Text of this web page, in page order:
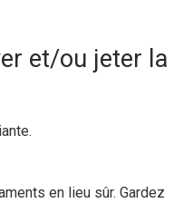
et/ou jeter la
en lieu sûr. Gardez